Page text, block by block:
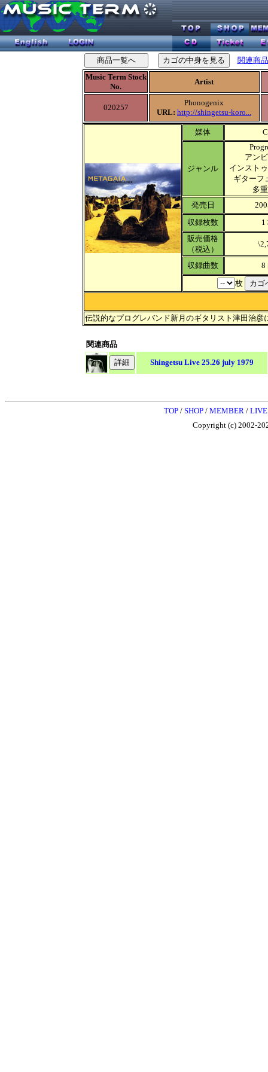
関連商
Music Term Stock
No.
Artist
020257
Phonogenix
URL: http://shingetsu-koro...
媒体
ジャンル
アン
インスト
ギターフ
多
発売日
収録枚数
1
販売価格
（税込）
収録曲数
8
枚
伝説的なプログレバンド新月のギタリスト津田治彦
関連商品
Shingetsu Live 25.26 july 1979
TOP / SHOP / MEMBER / LIVE
Copyright (c) 2002-